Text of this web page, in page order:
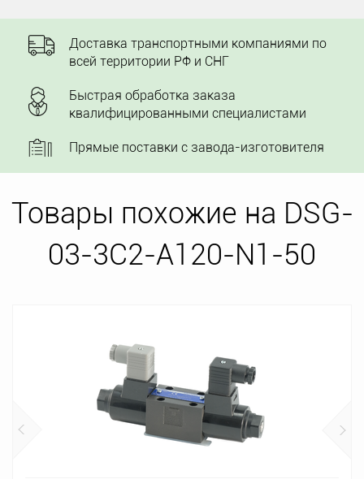
Доставка транспортными компаниями по
всей территории РФ и СНГ
Быстрая обработка заказа
квалифицированными специалистами
Прямые поставки с завода-изготовителя
Товары похожие на DSG-
03-3C2-A120-N1-50